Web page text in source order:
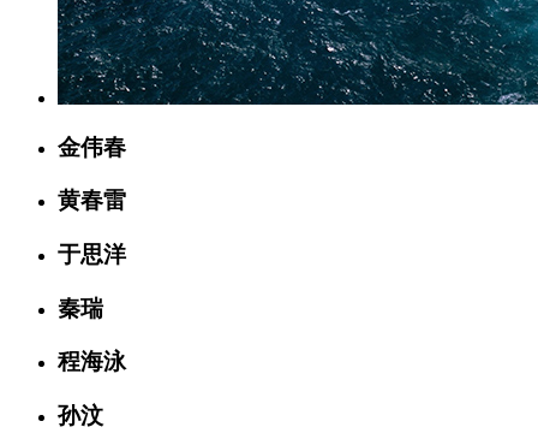
金伟春
黄春雷
于思洋
秦瑞
程海泳
孙汶